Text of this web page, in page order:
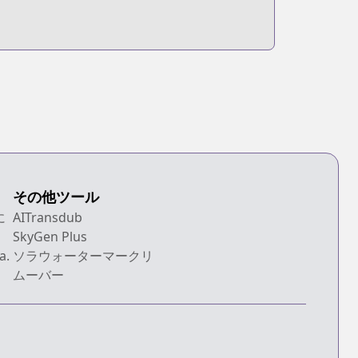
その他ツール
AITransdub
SkyGen Plus
ソラウォーターマークリ
ムーバー